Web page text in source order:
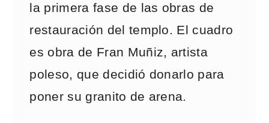
la primera fase de las obras de
restauración del templo. El cuadro
es obra de Fran Muñiz, artista
poleso, que decidió donarlo para
poner su granito de arena.